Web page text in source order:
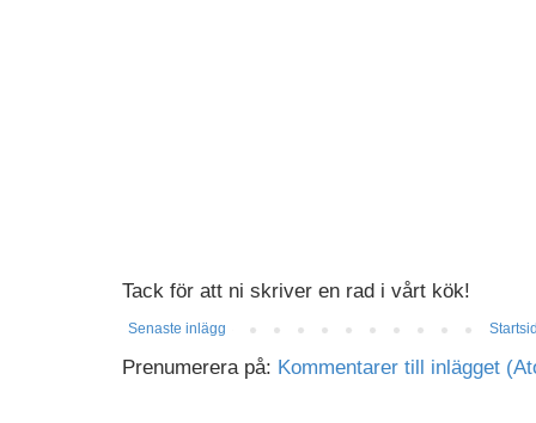
Tack för att ni skriver en rad i vårt kök!
Senaste inlägg
Prenumerera på: Kommentarer till inlägget